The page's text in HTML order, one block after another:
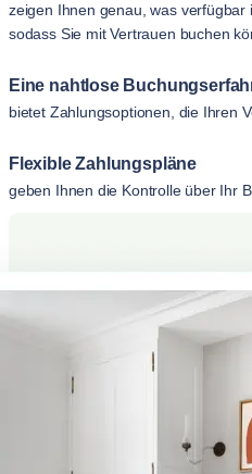
zeigen Ihnen genau, was verfügbar
sodass Sie mit Vertrauen buchen
Eine nahtlose
bietet Zahlungsoptionen, die Ihren
Flexible Zahlungspläne
geben Ihnen die Kontrolle über Ihr